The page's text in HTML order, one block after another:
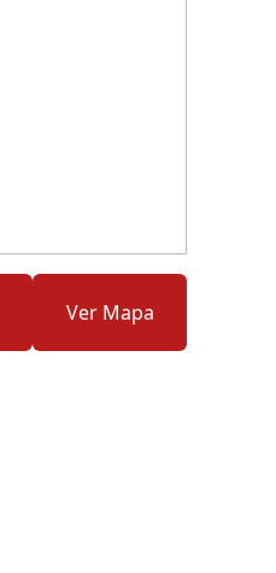
Ver Mapa